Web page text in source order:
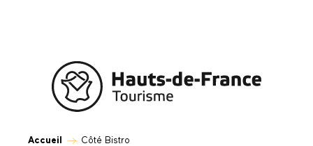
Accueil Côté Bistro